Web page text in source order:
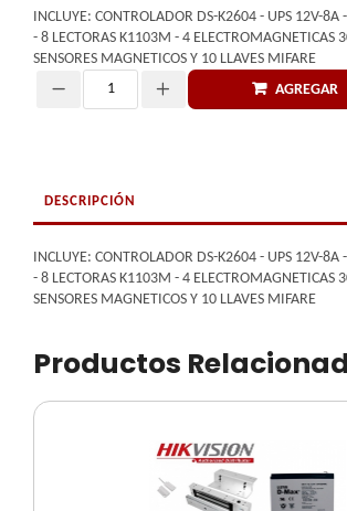
INCLUYE: CONTROLADOR DS-K2604 - UPS 12V-8A
- 8 LECTORAS K1103M - 4 ELECTROMAGNETICAS
SENSORES MAGNETICOS Y 10 LLAVES MIFARE
AGREGAR
DESCRIPCIÓN
INCLUYE: CONTROLADOR DS-K2604 - UPS 12V-8A
- 8 LECTORAS K1103M - 4 ELECTROMAGNETICAS
SENSORES MAGNETICOS Y 10 LLAVES MIFARE
Productos